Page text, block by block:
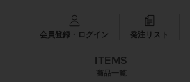
会員登録・ログイン 発注リスト
ITEMS
商品一覧